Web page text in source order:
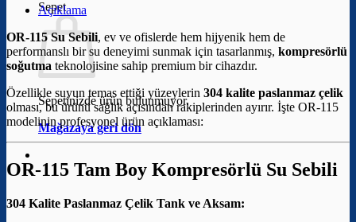
Sepet
Sepetinizde ürün bulunmuyor.
Mağazaya geri dön
Açıklama
OR-115 Su Sebili, ev ve ofislerde hem hijyenik hem de
performanslı bir su deneyimi sunmak için tasarlanmış, kompresörlü
soğutma teknolojisine sahip premium bir cihazdır.
Özellikle suyun temas ettiği yüzeylerin 304 kalite paslanmaz çelik
olması, bu ürünü sağlık açısından rakiplerinden ayırır. İşte OR-115
modelinin profesyonel ürün açıklaması:
OR-115 Tam Boy Kompresörlü Su Sebili
304 Kalite Paslanmaz Çelik Tank ve Aksam: